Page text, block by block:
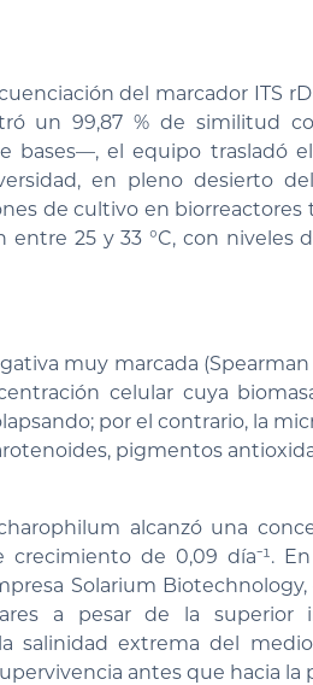
del marcador ITS
un 99,87 % de similitud
bases—, el equipo trasladó
en pleno desierto
de cultivo en biorreactores
25 y 33 °C, con niveles
muy marcada
celular cuya
por el contrario, la
pigmentos
alcanzó una
de 0,09 día⁻¹.
Solarium
a pesar de la superior
salinidad extrema del
antes que hacia la